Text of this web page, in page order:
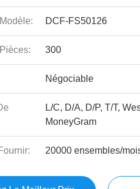
DCF-FS50126
300
Négociable
L/C, D/A, D/P, T/T,
MoneyGram
20000 ensembles/